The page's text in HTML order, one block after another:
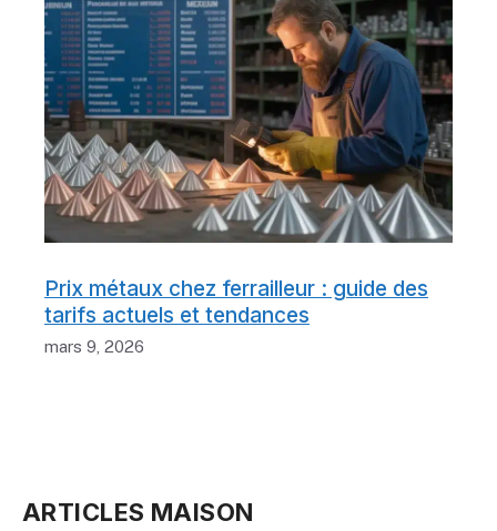
Prix métaux chez ferrailleur : guide des
tarifs actuels et tendances
mars 9, 2026
ARTICLES MAISON